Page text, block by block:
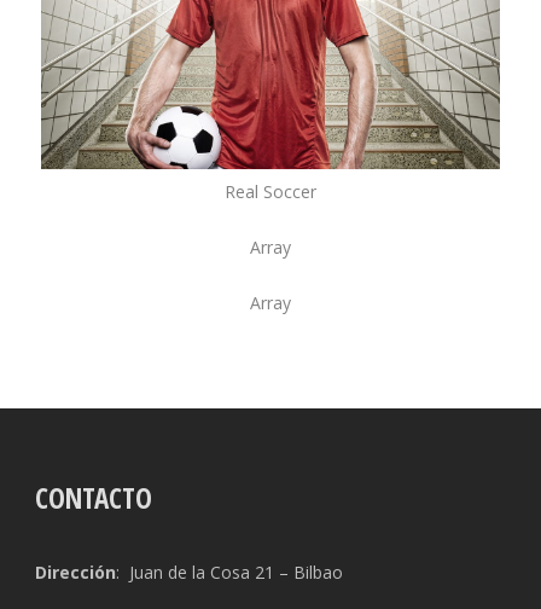
Real Soccer
Array
Array
CONTACTO
Dirección: Juan de la Cosa 21 – Bilbao